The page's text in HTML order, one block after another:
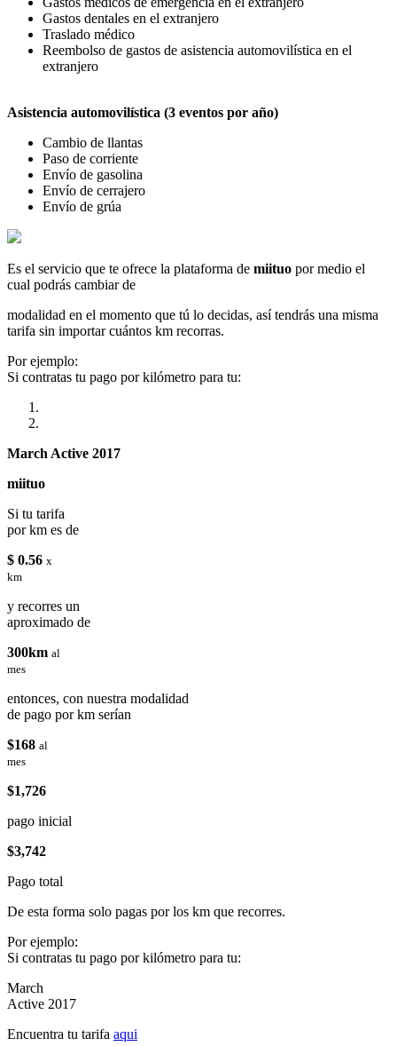
Gastos dentales en el extranjero
Traslado médico
Reembolso de gastos de asistencia automovilística en el
extranjero
Asistencia automovilística (3 eventos por año)
Cambio de llantas
Paso de corriente
Envío de gasolina
Envío de cerrajero
Envío de grúa
Es el servicio que te ofrece la plataforma de miituo por medio el
cual podrás cambiar de
modalidad en el momento que tú lo decidas, así tendrás una misma
tarifa sin importar cuántos km recorras.
Por ejemplo:
Si contratas tu pago por kilómetro para tu:
March Active 2017
miituo
Si tu tarifa
por km es de
$ 0.56 x
km
y recorres un
aproximado de
300km al
mes
entonces, con nuestra modalidad
de pago por km serían
$168 al
mes
$1,726
pago inicial
$3,742
Pago total
De esta forma solo pagas por los km que recorres.
Por ejemplo:
Si contratas tu pago por kilómetro para tu:
March
Active 2017
Encuentra tu tarifa aqui